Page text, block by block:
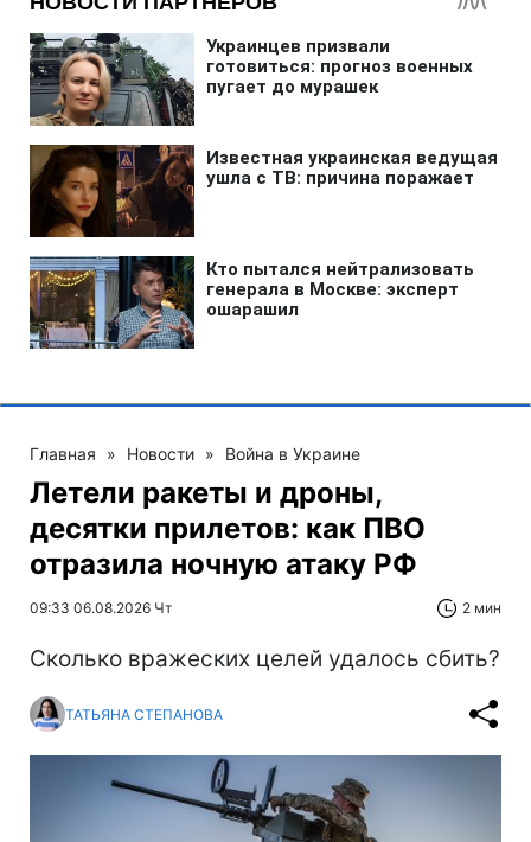
Главная » Новости » Война в Украине
Летели ракеты и дроны,
десятки прилетов: как ПВО
отразила ночную атаку РФ
09:33 06.08.2026 Чт 2 мин
Сколько вражеских целей удалось сбить?
ТАТЬЯНА СТЕПАНОВА